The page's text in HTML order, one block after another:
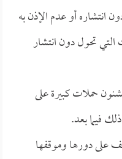
انتشاره أو عدم الإذن به
تحول دون انتشار
حملات كبيرة على
فيما بعد.
على دورها وموقفها